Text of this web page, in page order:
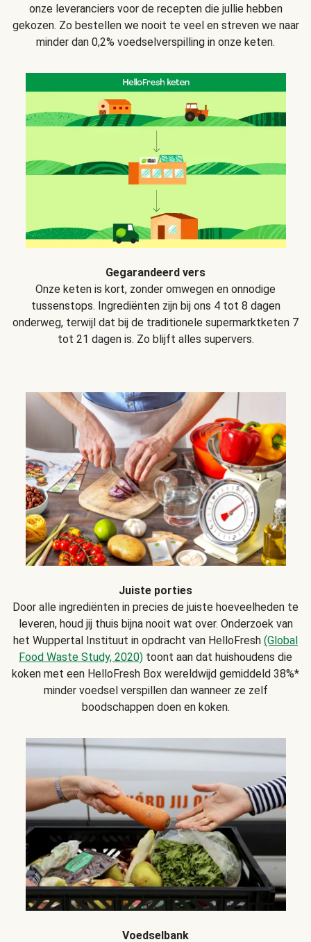
onze leveranciers voor de recepten die jullie hebben
gekozen. Zo bestellen we nooit te veel en streven we naar
minder dan 0,2% voedselverspilling in onze keten.
Gegarandeerd vers
Onze keten is kort, zonder omwegen en onnodige
tussenstops. Ingrediënten zijn bij ons 4 tot 8 dagen
onderweg, terwijl dat bij de traditionele supermarktketen 7
tot 21 dagen is. Zo blijft alles supervers.
Juiste porties
Door alle ingrediënten in precies de juiste hoeveelheden te
leveren, houd jij thuis bijna nooit wat over. Onderzoek van
het Wuppertal Instituut in opdracht van HelloFresh (Global
Food Waste Study, 2020) toont aan dat huishoudens die
koken met een HelloFresh Box wereldwijd gemiddeld 38%*
minder voedsel verspillen dan wanneer ze zelf
boodschappen doen en koken.
Voedselbank